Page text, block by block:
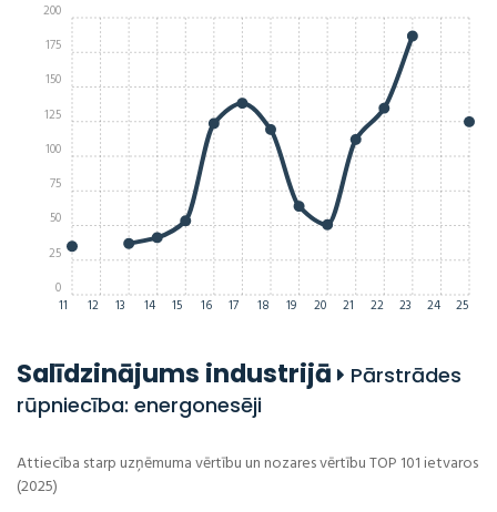
11 12 13 14 15 16 17 18 19 20 21 22 23 24 25
0
25
50
75
100
125
150
175
200
Salīdzinājums industrijā
Pārstrādes
rūpniecība: energonesēji
Attiecība starp uzņēmuma vērtību un nozares vērtību TOP 101 ietvaros
(2025)